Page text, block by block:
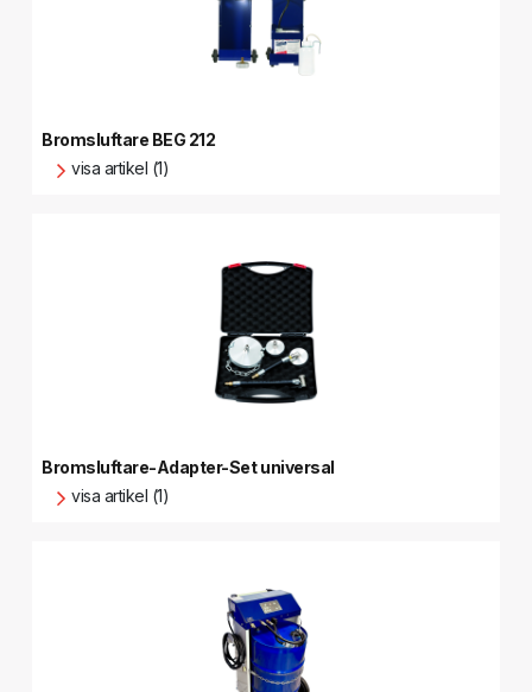
Bromsluftare BEG 212
visa artikel (1)
Bromsluftare-Adapter-Set universal
visa artikel (1)